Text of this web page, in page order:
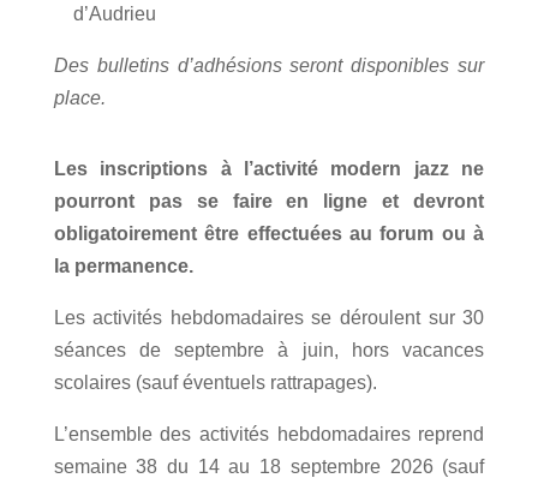
d’Audrieu
Des bulletins d’adhésions seront disponibles sur
place.
Les inscriptions à l’activité modern jazz ne
pourront pas se faire en ligne et devront
obligatoirement être effectuées au forum ou à
la permanence.
Les activités hebdomadaires se déroulent sur 30
séances de septembre à juin, hors vacances
scolaires (sauf éventuels rattrapages).
L’ensemble des activités hebdomadaires reprend
semaine 38 du 14 au 18 septembre 2026 (sauf